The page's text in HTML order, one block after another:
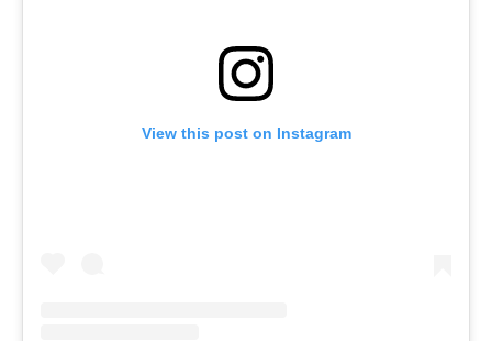
View this post on Instagram